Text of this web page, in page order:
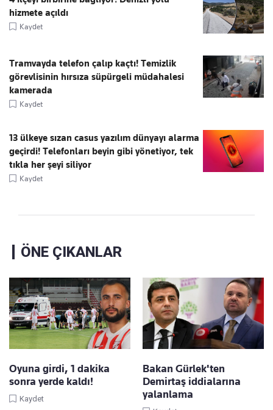
hizmete açıldı
Kaydet
Tramvayda telefon çalıp kaçtı! Temizlik
görevlisinin hırsıza süpürgeli müdahalesi
kamerada
Kaydet
13 ülkeye sızan casus yazılım dünyayı alarma
geçirdi! Telefonları beyin gibi yönetiyor, tek
tıkla her şeyi siliyor
Kaydet
ÖNE ÇIKANLAR
Oyuna girdi, 1 dakika
sonra yerde kaldı!
Kaydet
Bakan Gürlek'ten
Demirtaş iddialarına
yalanlama